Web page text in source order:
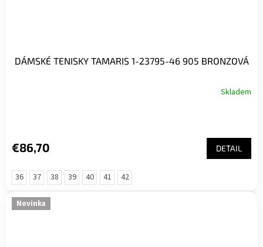
DÁMSKÉ TENISKY TAMARIS 1-23795-46 905 BRONZOVÁ
Skladem
€86,70 DETAIL
36 37 38 39 40 41 42
Novinka